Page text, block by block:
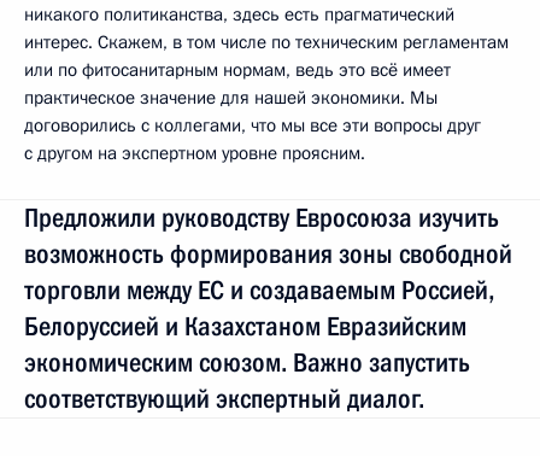
никакого политиканства, здесь есть прагматический
интерес. Скажем, в том числе по техническим регламентам
или по фитосанитарным нормам, ведь это всё имеет
практическое значение для нашей экономики. Мы
договорились с коллегами, что мы все эти вопросы друг
с другом на экспертном уровне проясним.
Предложили руководству Евросоюза изучить
возможность формирования зоны свободной
торговли между ЕС и создаваемым Россией,
Белоруссией и Казахстаном Евразийским
экономическим союзом. Важно запустить
соответствующий экспертный диалог.